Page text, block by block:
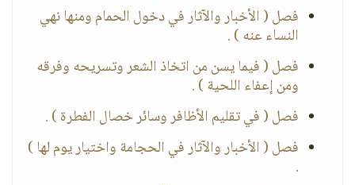
فصل ( الأخبار والآثار في دخول الحمام ومنها نهي
النساء عنه ) .
فصل ( فيما يسن من اتخاذ الشعر وتسريحه وفرقه
ومن إعفاء اللحية ) .
فصل ( في تقليم الأظافر وسائر خصال الفطرة ) .
فصل ( الأخبار والآثار في الحجامة واختيار يوم لها )
.